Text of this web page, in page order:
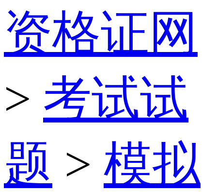
资格证网
> 考试试
题 > 模拟